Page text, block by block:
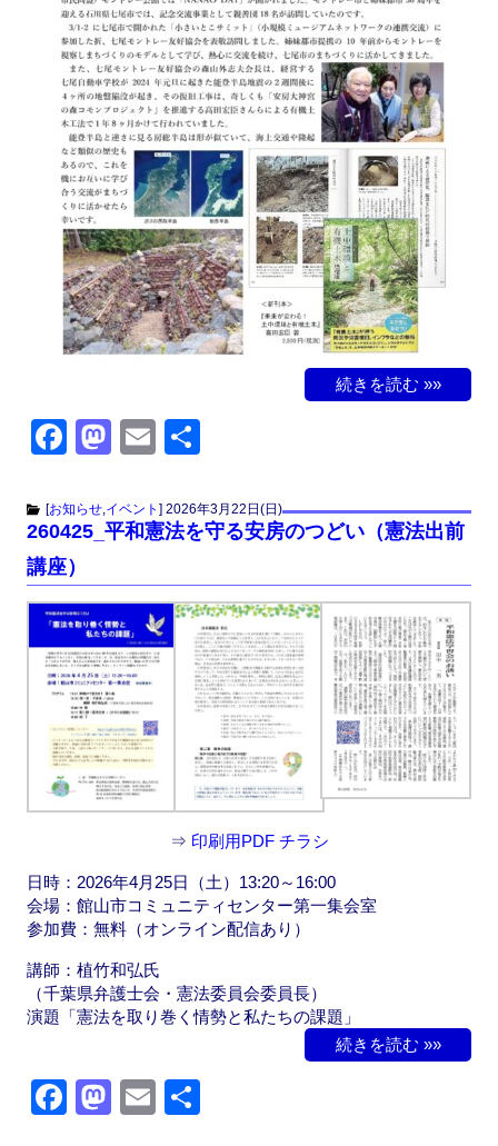
続きを読む »»
F
c
e
b
o
o
k
M
st
o
d
o
n
E
ail
[お知らせ,イベント ] 2026年3月22日(日)
260425_平和憲法を守る安房のつどい（憲法出前
講座）
⇒ 印刷用PDF チラシ
日時：2026年4月25日（土）13:20～16:00
会場：館山市コミュニティセンター第一集会室
参加費：無料（オンライン配信あり）
講師：植竹和弘氏
（千葉県弁護士会・憲法委員会委員長）
演題「憲法を取り巻く情勢と私たちの課題」
続きを読む »»
F
M
E